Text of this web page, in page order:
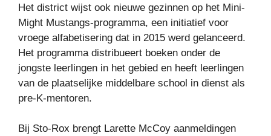
Het district wijst ook nieuwe gezinnen op het Mini-
Might Mustangs-programma, een initiatief voor
vroege alfabetisering dat in 2015 werd gelanceerd.
Het programma distribueert boeken onder de
jongste leerlingen in het gebied en heeft leerlingen
van de plaatselijke middelbare school in dienst als
pre-K-mentoren.
Bij Sto-Rox brengt Larette McCoy aanmeldingen